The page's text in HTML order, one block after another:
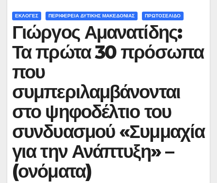
ΕΚΛΟΓΕΣ ΠΕΡΙΦΕΡΕΙΑ ΔΥΤΙΚΗΣ ΜΑΚΕΔΟΝΙΑΣ ΠΡΩΤΟΣΕΛΙΔΟ
Γιώργος Αμανατίδης:
Τα πρώτα 30 πρόσωπα
που
συμπεριλαμβάνονται
στο ψηφοδέλτιο του
συνδυασμού «Συμμαχία
για την Ανάπτυξη» –
(ονόματα)